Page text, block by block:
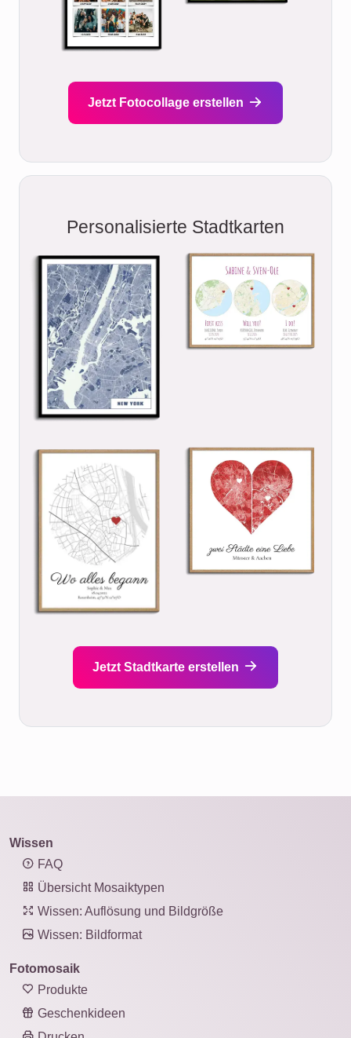
Jetzt Fotocollage erstellen
Personalisierte Stadtkarten
Jetzt Stadtkarte erstellen
Wissen
FAQ
Übersicht Mosaiktypen
Wissen: Auflösung und Bildgröße
Wissen: Bildformat
Fotomosaik
Produkte
Geschenkideen